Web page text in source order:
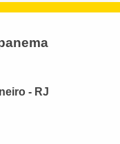
- RJ